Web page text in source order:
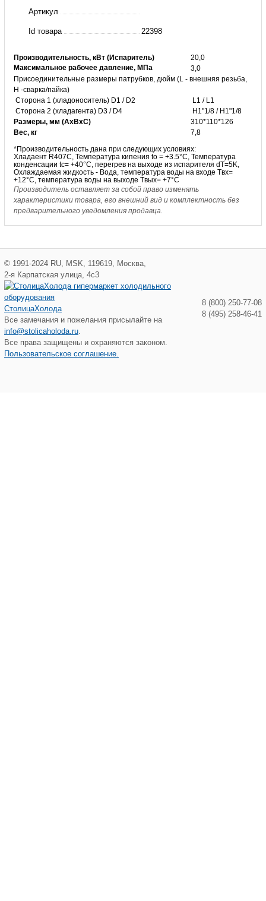
BAODE
Артикул
Id товара 22398
Производительность, кВт (Испаритель)
20,0
Максимальное рабочее давление, МПа
3,0
Присоединительные размеры патрубков, дюйм (L - внешняя резьба,
H -сварка/пайка)
Сторона 1 (хладоноситель) D1 / D2
L1 / L1
Сторона 2 (хладагента) D3 / D4
H1"1/8 / H1"1/8
Размеры, мм (АхВхС)
310*110*126
Вес, кг
7,8
*Производительность дана при следующих условиях:
Хладаент R407C, Температура кипения to = +3.5°С, Температура
конденсации tc= +40°C, перегрев на выходе из испарителя dT=5K,
Охлаждаемая жидкость - Вода, температура воды на входе Tвх=
+12°С, температура воды на выходе Tвых= +7°С
Производитель оставляет за собой право изменять
характеристики товара, его внешний вид и комплектность без
предварительного уведомления продавца.
© 1991-2024 RU MSK 119619 Москва
2-я Карпатская улица, 4с3
СтолицаХолода
Все замечания и пожелания присылайте на
info@stolicaholoda.ru
Все права защищены и охраняются законом.
Пользовательское соглашение.
8 (800) 250-77-08
8 (495) 258-46-41